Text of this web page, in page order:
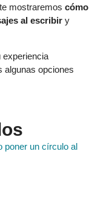
mostraremos cómo
al escribir y
experiencia
algunas opciones
poner un círculo al